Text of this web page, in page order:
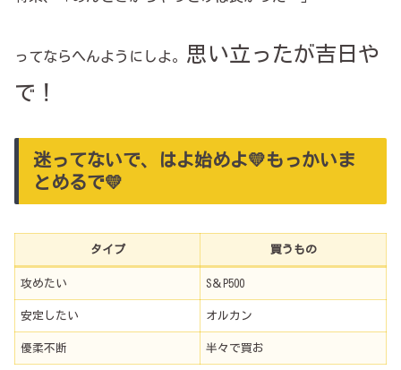
ってならへんようにしよ。
思い立ったが吉日や
で！
迷ってないで、はよ始めよ💛もっかいま
とめるで💛
タイプ 買うもの
攻めたい S＆P500
安定したい オルカン
優柔不断 半々で買お